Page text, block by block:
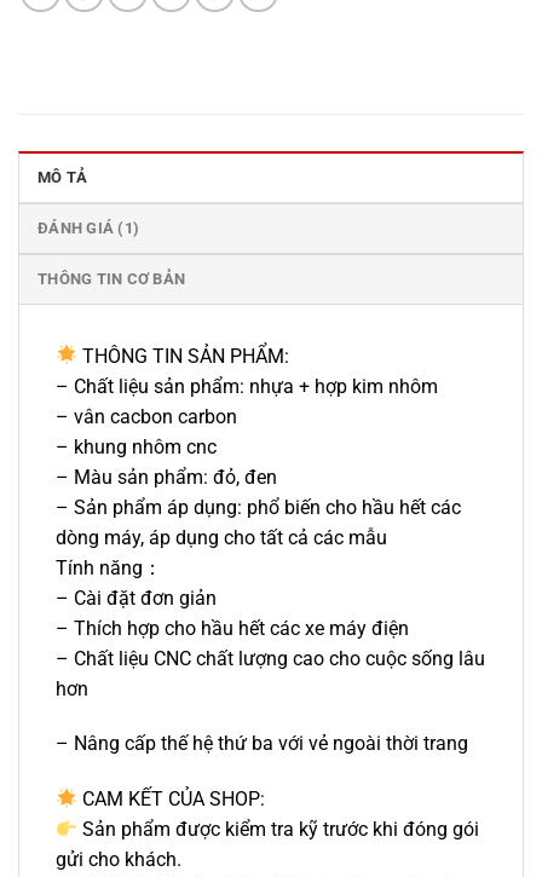
MÔ TẢ
ĐÁNH GIÁ (1)
THÔNG TIN CƠ BẢN
THÔNG TIN SẢN PHẨM:
– Chất liệu sản phẩm: nhựa + hợp kim nhôm
– vân cacbon carbon
– khung nhôm cnc
– Màu sản phẩm: đỏ, đen
– Sản phẩm áp dụng: phổ biến cho hầu hết các
dòng máy, áp dụng cho tất cả các mẫu
Tính năng：
– Cài đặt đơn giản
– Thích hợp cho hầu hết các xe máy điện
– Chất liệu CNC chất lượng cao cho cuộc sống lâu
hơn
– Nâng cấp thế hệ thứ ba với vẻ ngoài thời trang
CAM KẾT CỦA SHOP:
Sản phẩm được kiểm tra kỹ trước khi đóng gói
gửi cho khách.